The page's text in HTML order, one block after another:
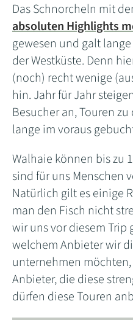
Das Schnorcheln mit
absoluten Highlights
gewesen und galt
der Westküste. Denn
(noch) recht wenige
hin. Jahr für Jahr
Besucher an, Touren
lange im voraus
Walhaie können bis zu
sind für uns Menschen
Natürlich gilt es einige
man den Fisch nicht
wir uns vor diesem
welchem Anbieter wir
unternehmen
Anbieter, die diese
dürfen diese Touren